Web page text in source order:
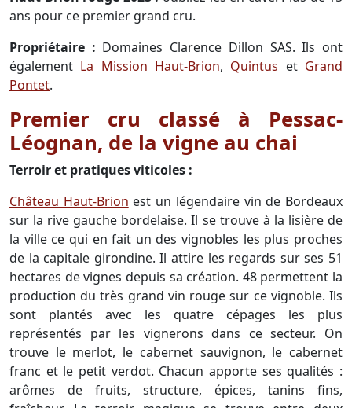
ans pour ce premier grand cru.
Propriétaire : Domaines Clarence Dillon SAS. Ils ont
également La Mission Haut-Brion, Quintus et Grand
Pontet.
Premier cru classé à Pessac-
Léognan, de la vigne au chai
Terroir et pratiques viticoles :
Château Haut-Brion est un légendaire vin de Bordeaux
sur la rive gauche bordelaise. Il se trouve à la lisière de
la ville ce qui en fait un des vignobles les plus proches
de la capitale girondine. Il attire les regards sur ses 51
hectares de vignes depuis sa création. 48 permettent la
production du très grand vin rouge sur ce vignoble. Ils
sont plantés avec les quatre cépages les plus
représentés par les vignerons dans ce secteur. On
trouve le merlot, le cabernet sauvignon, le cabernet
franc et le petit verdot. Chacun apporte ses qualités :
arômes de fruits, structure, épices, tanins fins,